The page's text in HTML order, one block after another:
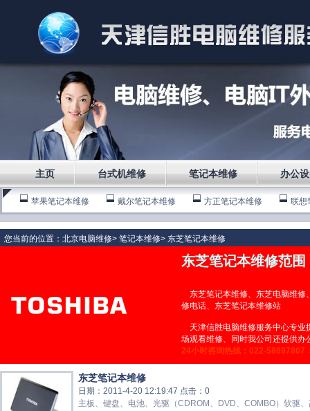
主页 台式机维修 笔记本维修 办公
苹果笔记本维修 戴尔笔记本维修 方正笔记本维修
联想
三星笔记本维修
宏基笔记本维修 IBM笔记本维修 惠普
您当前的位置： 北京电脑维修> 笔记本维修> 东芝笔记本维修
东芝笔记本维修范围
东芝笔记本维修、东芝电脑维修
修电话、东芝笔记本维修站
天津信胜电脑维修服务中心专业
场观看维修、同时我公司还提供
24小时咨询热线：022-58697807
东芝笔记本维修
日期：2011-4-20 12:19:47 点击：0
主板、键盘、电池、光驱（CDROM、DVD、COMBO）软驱